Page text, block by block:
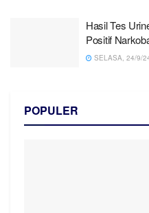
Hasil Tes
Positif
SELASA, 24/9/
POPULER